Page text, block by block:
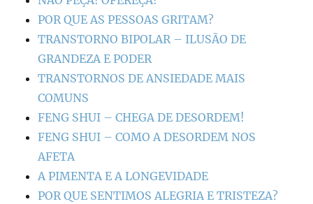
POR QUE AS PESSOAS GRITAM?
TRANSTORNO BIPOLAR – ILUSÃO DE
GRANDEZA E PODER
TRANSTORNOS DE ANSIEDADE MAIS
COMUNS
FENG SHUI – CHEGA DE DESORDEM!
FENG SHUI – COMO A DESORDEM NOS
AFETA
A PIMENTA E A LONGEVIDADE
POR QUE SENTIMOS ALEGRIA E TRISTEZA?